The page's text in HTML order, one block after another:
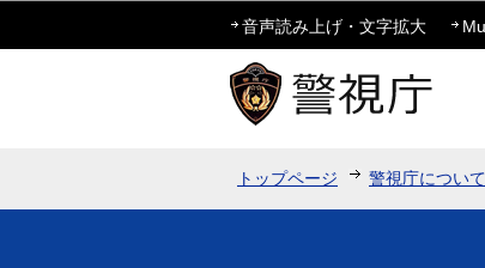
音声読み上げ・文字拡大
トップページ 警視庁について